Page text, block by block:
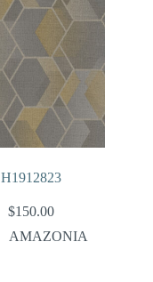
H1912823
$150.00
AMAZONIA